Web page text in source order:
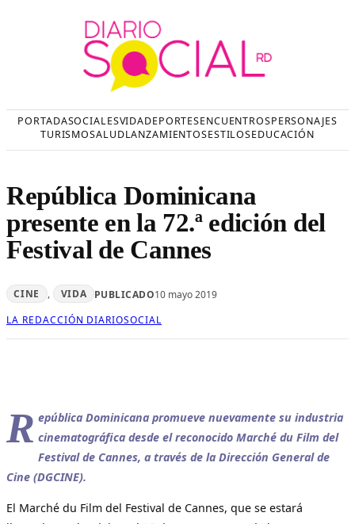
PORTADASOCIALESVIDADEPORTESENCUENTROSPERSONAJES
TURISMOSALUDLANZAMIENTOSESTILOSEDUCACIÓN
República Dominicana
presente en la 72.ª edición del
Festival de Cannes
CINE , VIDA PUBLICADO10 mayo 2019
LA REDACCIÓN DIARIOSOCIAL
R epública Dominicana promueve nuevamente su industria
cinematográfica desde el reconocido Marché du Film del
Festival de Cannes, a través de la Dirección General de
Cine (DGCINE).
El Marché du Film del Festival de Cannes, que se estará